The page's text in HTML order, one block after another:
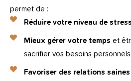
permet de :
Réduire votre niveau de stress
Mieux gérer votre temps et
sacrifier vos besoins personnels.
Favoriser des relations saines